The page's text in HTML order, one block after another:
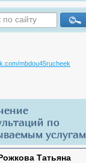
mbdou45rucheek
по
услугам
Рожкова Татьяна